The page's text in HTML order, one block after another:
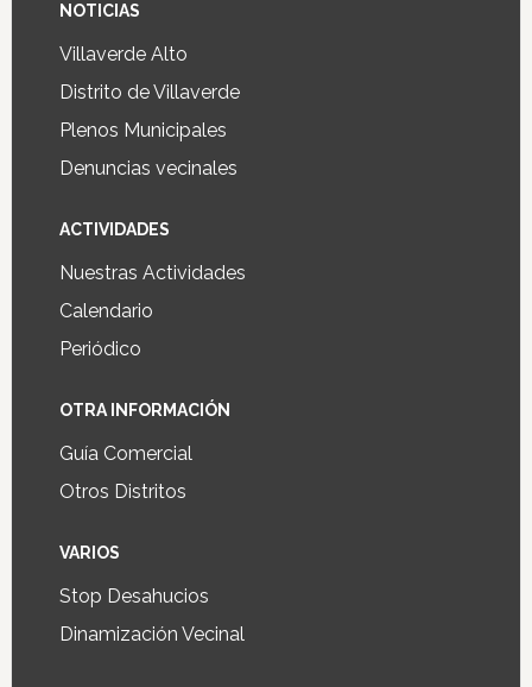
NOTICIAS
Villaverde Alto
Distrito de Villaverde
Plenos Municipales
Denuncias vecinales
ACTIVIDADES
Nuestras Actividades
Calendario
Periódico
OTRA INFORMACIÓN
Guía Comercial
Otros Distritos
VARIOS
Stop Desahucios
Dinamización Vecinal